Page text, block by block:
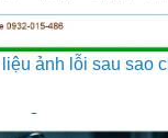
ảnh lỗi sau sao